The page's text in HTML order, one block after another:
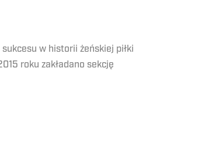
w historii żeńskiej piłki
roku zakładano sekcję